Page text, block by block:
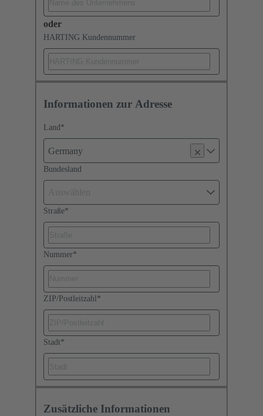
oder
HARTING Kundennummer
Informationen zur Adresse
Land *
Germany
Bundesland
Straße*
Nummer*
ZIP/Postleitzahl *
Stadt*
Zusätzliche Informationen